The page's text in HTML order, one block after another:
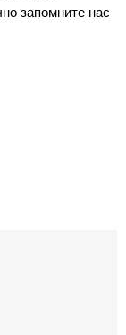
запомните нас